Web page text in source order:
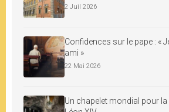
2 Juil 2026
Confidences sur le pape : «
ami »
22 Mai 2026
Un chapelet mondial pour la